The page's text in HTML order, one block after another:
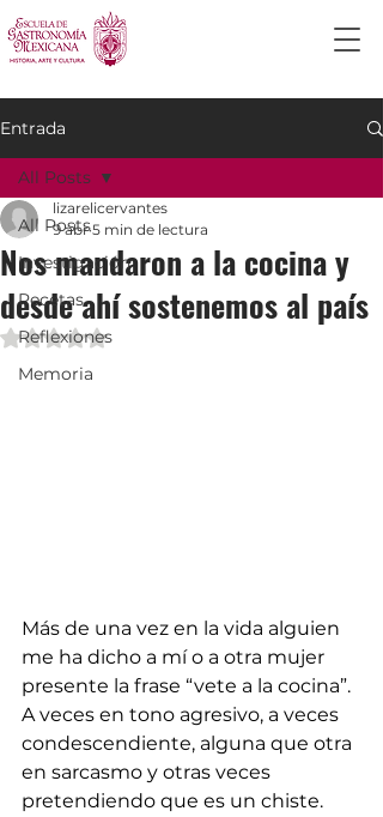
Entrada
All Posts
Investigación
Recetas
Reflexiones
Memoria
All Posts
Nos mandaron a la cocina y
desde ahí sostenemos al país
lizarelicervantes
9 abr 5 min de lectura
Obtuvo NaN de 5 estrellas.
Más de una vez en la vida alguien
me ha dicho a mí o a otra mujer
presente la frase “vete a la cocina”.
A veces en tono agresivo, a veces
condescendiente, alguna que otra
en sarcasmo y otras veces
pretendiendo que es un chiste.